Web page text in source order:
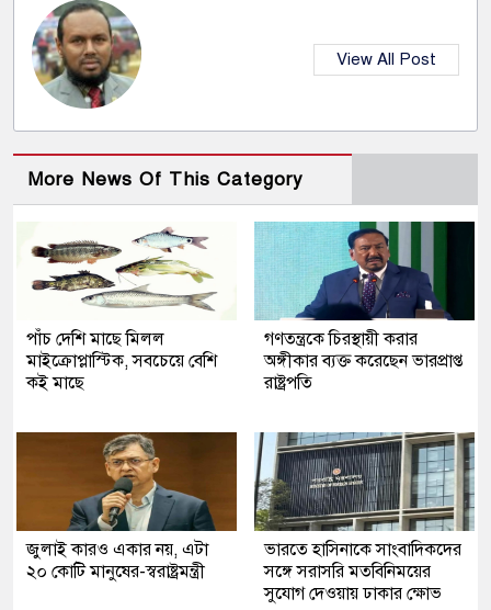
View All Post
More News Of This Category
পাঁচ দেশি মাছে মিলল
মাইক্রোপ্লাস্টিক, সবচেয়ে বেশি
কই মাছে
গণতন্ত্রকে চিরস্থায়ী করার
অঙ্গীকার ব্যক্ত করেছেন ভারপ্রাপ্ত
রাষ্ট্রপতি
জুলাই কারও একার নয়, এটা
২০ কোটি মানুষের-স্বরাষ্ট্রমন্ত্রী
ভারতে হাসিনাকে সাংবাদিকদের
সঙ্গে সরাসরি মতবিনিময়ের
সুযোগ দেওয়ায় ঢাকার ক্ষোভ